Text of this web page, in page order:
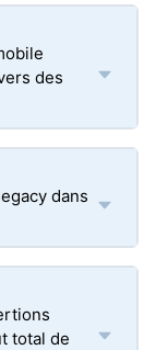
des
dans
total de